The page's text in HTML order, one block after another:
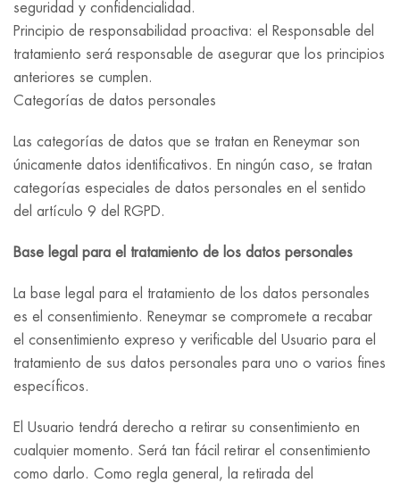
seguridad y confidencialidad.
Principio de responsabilidad proactiva: el Responsable del
tratamiento será responsable de asegurar que los principios
anteriores se cumplen.
Categorías de datos personales
Las categorías de datos que se tratan en Reneymar son
únicamente datos identificativos. En ningún caso, se tratan
categorías especiales de datos personales en el sentido
del artículo 9 del RGPD.
Base legal para el tratamiento de los datos personales
La base legal para el tratamiento de los datos personales
es el consentimiento. Reneymar se compromete a recabar
el consentimiento expreso y verificable del Usuario para el
tratamiento de sus datos personales para uno o varios fines
específicos.
El Usuario tendrá derecho a retirar su consentimiento en
cualquier momento. Será tan fácil retirar el consentimiento
como darlo. Como regla general, la retirada del